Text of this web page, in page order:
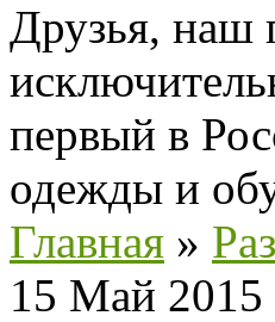
Друзья, наш
первый в
одежды и
Главная »
15 Май 2015